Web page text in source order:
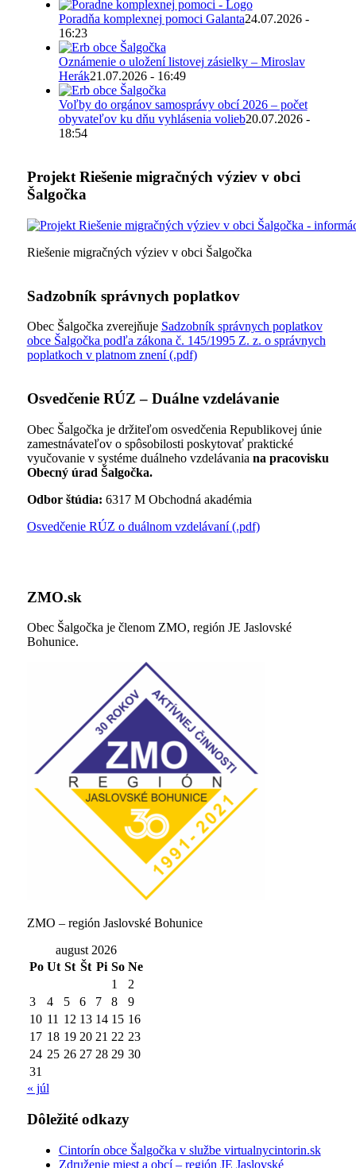
Poradňa komplexnej pomoci Galanta24.07.2026 -
16:23
Oznámenie o uložení listovej zásielky – Miroslav
Herák21.07.2026 - 16:49
Voľby do orgánov samosprávy obcí 2026 – počet
obyvateľov ku dňu vyhlásenia volieb20.07.2026 -
18:54
Projekt Riešenie migračných výziev v obci
Šalgočka
Riešenie migračných výziev v obci Šalgočka
Sadzobník správnych poplatkov
Obec Šalgočka zverejňuje Sadzobník správnych poplatkov
obce Šalgočka podľa zákona č. 145/1995 Z. z. o správnych
poplatkoch v platnom znení (.pdf)
Osvedčenie RÚZ – Duálne vzdelávanie
Obec Šalgočka je držiteľom osvedčenia Republikovej únie
zamestnávateľov o spôsobilosti poskytovať praktické
vyučovanie v systéme duálneho vzdelávania na pracovisku
Obecný úrad Šalgočka.
Odbor štúdia: 6317 M Obchodná akadémia
Osvedčenie RÚZ o duálnom vzdelávaní (.pdf)
ZMO.sk
Obec Šalgočka je členom ZMO, región JE Jaslovské
Bohunice.
ZMO – región Jaslovské Bohunice
august 2026
Po Ut St Št Pi So Ne
1
2
3
4 5 6 7 8
9
10 11 12 13 14 15 16
17 18 19 20 21 22 23
24 25 26 27 28 29 30
31
« júl
Dôležité odkazy
Cintorín obce Šalgočka v službe virtualnycintorin.sk
Združenie miest a obcí – región JE Jaslovské